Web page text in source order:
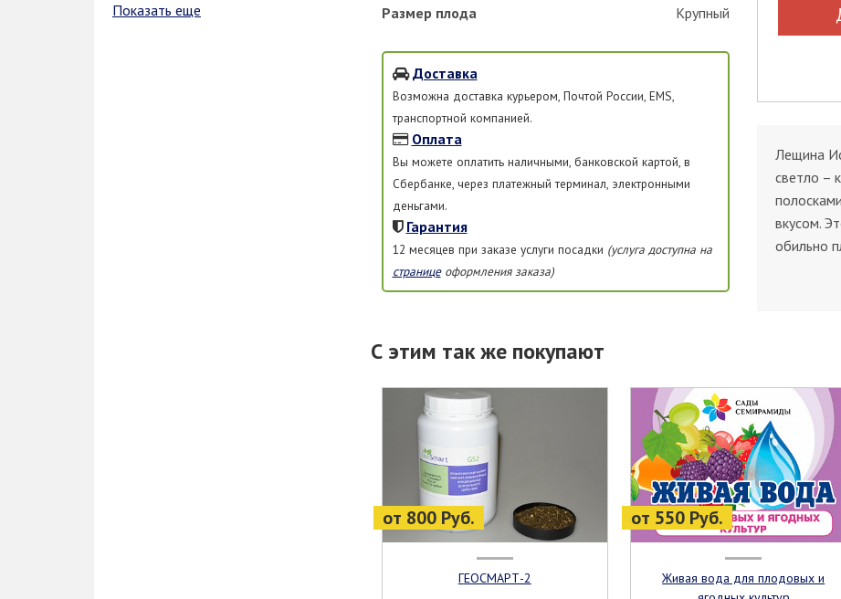
Показать еще
Размер плода
Крупный
Доставка
Возможна доставка курьером, Почтой России, EMS,
транспортной компанией.
Оплата
Вы можете оплатить наличными, банковской картой, в
Сбербанке, через платежный терминал, электронными
деньгами.
Гарантия
12 месяцев при заказе услуги посадки (услуга доступна на
страницеоформления заказа)
Лещина
светло –
вкусом.
обильно
С этим так же покупают
от 800 Руб.
ГЕОСМАРТ-2
от 550 Руб.
Живая вода для плодовых и